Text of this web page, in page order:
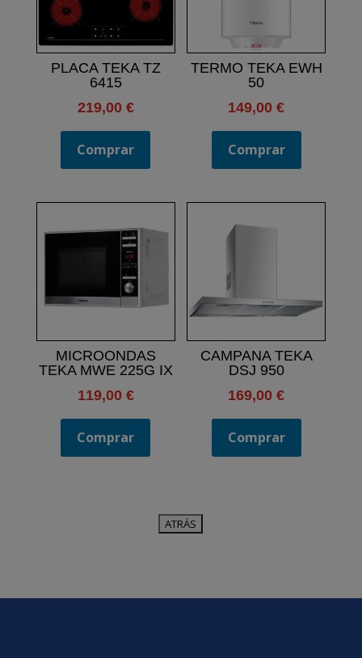
PLACA TEKA TZ
6415
219,00 €
Comprar
TERMO TEKA EWH
50
149,00€
Comprar
MICROONDAS
TEKA MWE 225G IX
119,00 €
Comprar
CAMPANA TEKA
DSJ 950
169,00€
Comprar